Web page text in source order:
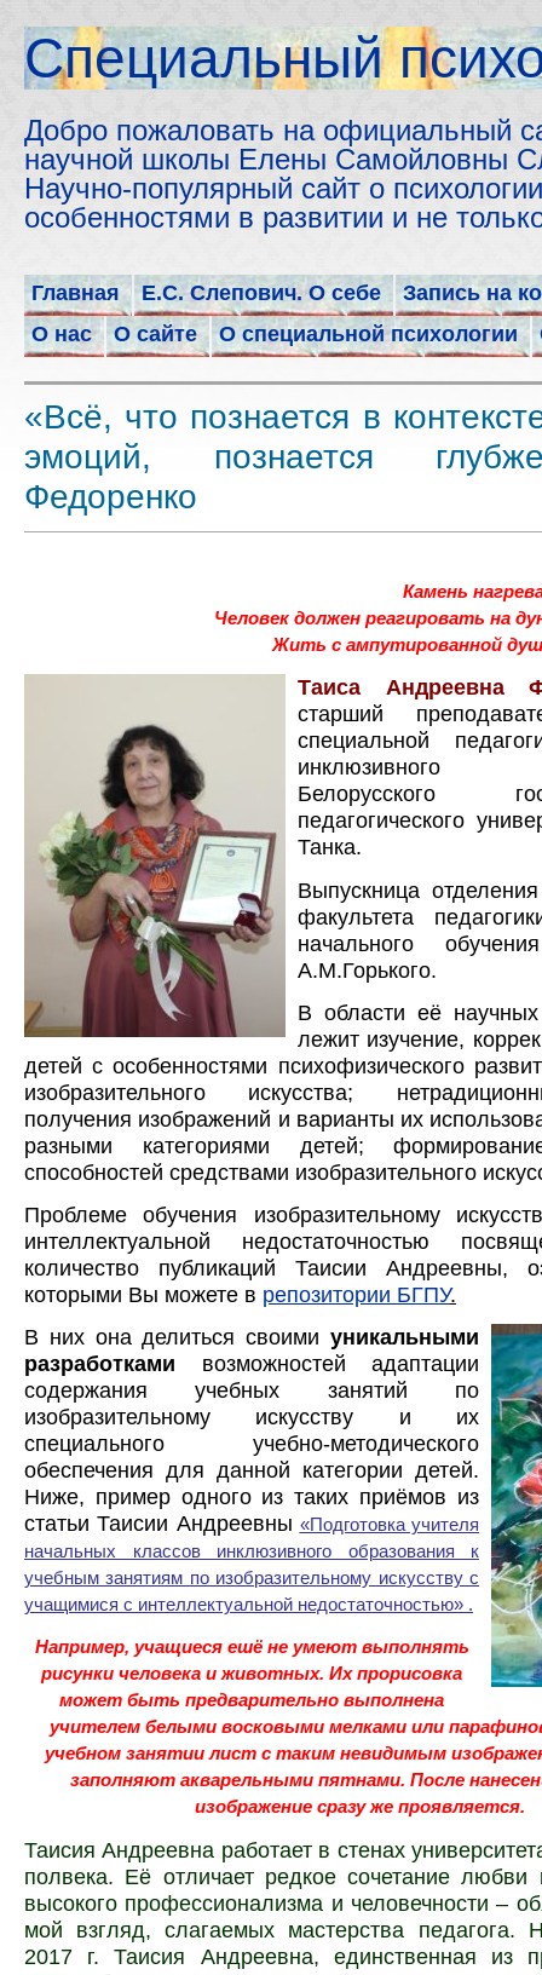
Cпециальный
Добро пожаловать на официальный
научной школы Елены Самойловны
Научно-популярный сайт о
особенностями в развитии и не
Главная Е.С. Слепович. О себе
Запись на
О нас
О сайте О специальной психологии
«Всё, что познается в
эмоций, познается
Федоренко
Камень
Человек должен реагировать на
Жить с ампутированной
Таиса Андреевна
старший
специальной
инклюзивного
Белорусского
педагогического
Танка.
Выпускница
факультета
начального
А.М.Горького.
В области её
лежит изучение,
детей с особенностями психофизического
изобразительного искусства;
получения изображений и варианты их
разными категориями детей;
способностей средствами изобразительного
Проблеме обучения изобразительному
интеллектуальной недостаточностью
количество публикаций Таисии Андреевны,
которыми Вы можете в репозитории БГПУ.
В них она делиться своими уникальными
разработками возможностей адаптации
содержанияучебных занятий по
изобразительному искусству и их
специального учебно-методического
обеспечения для данной категории детей.
Ниже, пример одного из таких приёмов из
статьи Таисии Андреевны «Подготовка учителя
начальных классов инклюзивного образования к
учебным занятиям по изобразительному искусству с
учащимися с интеллектуальной недостаточностью» .
Например, учащиеся ешё не умеют выполнять
рисунки человека и животных. Их прорисовка
может быть предварительно выполнена
учителем белыми восковыми мелками или
учебном занятии лист с таким невидимым
заполняют акварельными пятнами. После
изображение сразу же проявляется.
Таисия Андреевна работает в стенах
полвека. Её отличает редкое сочетание любви
высокого профессионализма и человечности –
мой взгляд, слагаемых мастерства педагога.
2017 г. Таисия Андреевна, единственная из